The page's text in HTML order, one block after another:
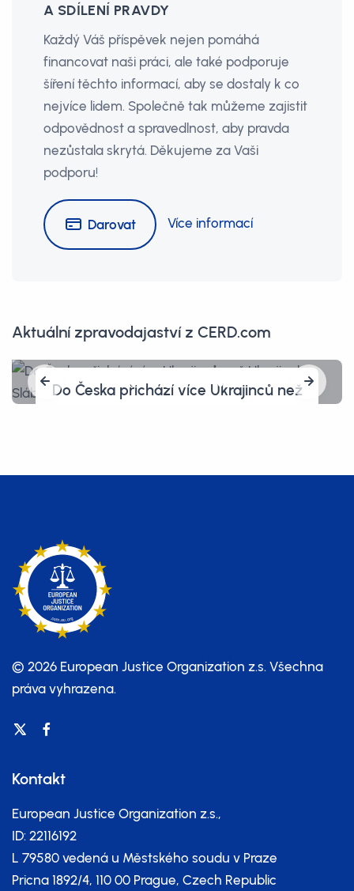
A SDÍLENÍ PRAVDY
Každý Váš příspěvek nejen pomáhá
financovat naši práci, ale také podporuje
šíření těchto informací, aby se dostaly k co
nejvíce lidem. Společně tak můžeme zajistit
odpovědnost a spravedlnost, aby pravda
nezůstala skrytá. Děkujeme za Vaši
podporu!
Darovat Více informací
Aktuální zpravodajaství z CERD.com
než
Amerika, země svobody?
© 2026 European Justice Organization z.s. Všechna
práva vyhrazena.
Kontakt
European Justice Organization z.s.,
ID: 22116192
L 79580 vedená u Městského soudu v Praze
Pricna 1892/4, 110 00 Prague, Czech Republic